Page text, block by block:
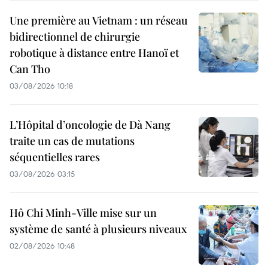
Une première au Vietnam : un réseau
bidirectionnel de chirurgie
robotique à distance entre Hanoï et
Can Tho
03/08/2026 10:18
L’Hôpital d’oncologie de Dà Nang
traite un cas de mutations
séquentielles rares
03/08/2026 03:15
Hô Chi Minh-Ville mise sur un
système de santé à plusieurs niveaux
02/08/2026 10:48